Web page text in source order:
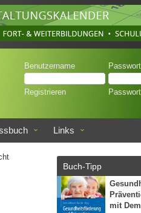
Benutzername Passwort
Registrieren
Links
Buch-Tipp
mit